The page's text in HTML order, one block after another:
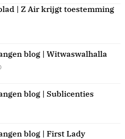
| Z Air krijgt toestemming
blog | Witwaswalhalla
blog | Sublicenties
blog | First Lady